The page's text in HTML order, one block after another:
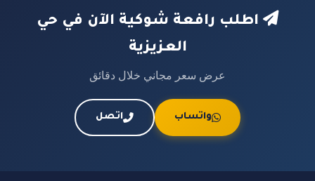
اطلب رافعة شوكية الآن في حي
العزيزية
عرض سعر مجاني خلال دقائق
واتساب اتصل